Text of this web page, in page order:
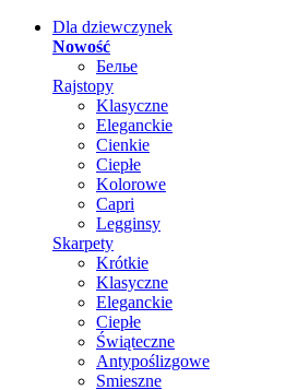
Dla dziewczynek
Nowość
Белье
Rajstopy
Klasyczne
Eleganckie
Cienkie
Ciepłe
Kolorowe
Capri
Legginsy
Skarpety
Krótkie
Klasyczne
Eleganckie
Ciepłe
Świąteczne
Antypoślizgowe
Smieszne